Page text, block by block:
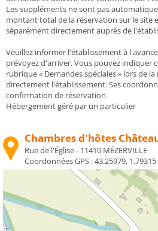
Les suppléments ne sont pas
montant total de la réservation sur le site
séparément directement auprès de
Veuillez informer l'établissement à
prévoyez d'arriver. Vous pouvez indiquer
rubrique « Demandes spéciales » lors de
directement l'établissement. Ses
confirmation de réservation.
Hébergement géré par un particulier
Chambres d'hôtes
Rue de l'Église - 11410 MÉZERVILLE
Coordonnées GPS :43.25979, 1.79315